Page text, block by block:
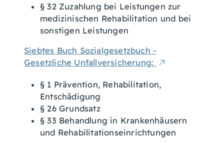
§ 32 Zuzahlung bei Leistungen zur
medizinischen Rehabilitation und bei
sonstigen Leistungen
Siebtes Buch Sozialgesetzbuch -
Gesetzliche Unfallversicherung:
§ 1 Prävention, Rehabilitation,
Entschädigung
§ 26 Grundsatz
§ 33 Behandlung in Krankenhäusern
und Rehabilitationseinrichtungen